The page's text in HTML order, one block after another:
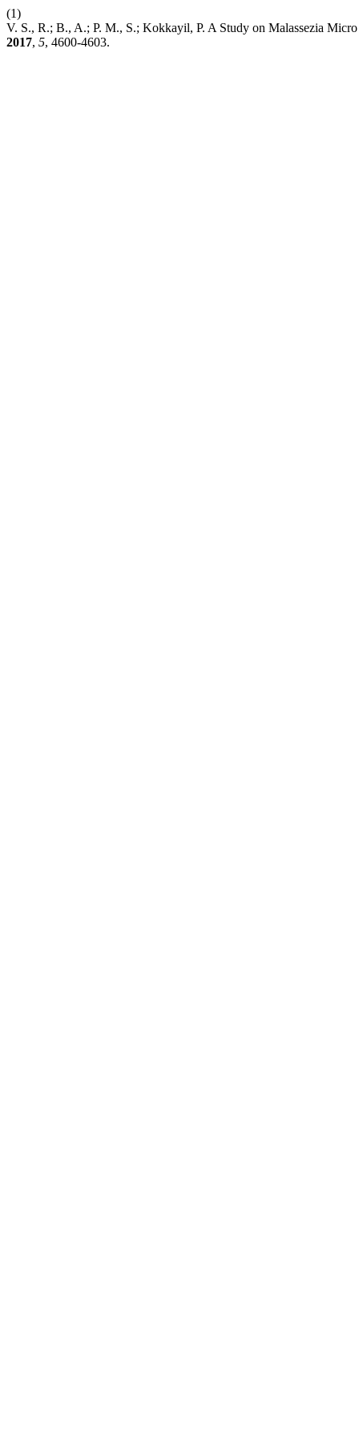
(1)
V. S., R.; B., A.; P. M., S.; Kokkayil, P. A Study on Malassezia
2017, 5, 4600-4603.